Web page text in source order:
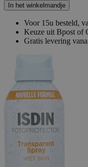
In het winkelmandje
Voor 15u besteld,
Keuze uit Bpost of
Gratis levering